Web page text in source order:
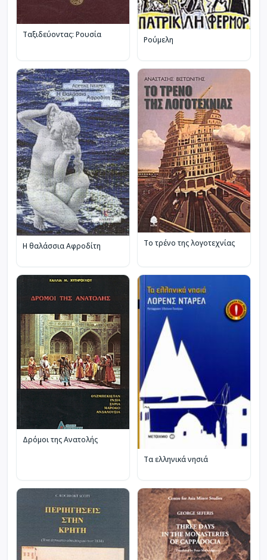
Ταξιδεύοντας: Ρουσία Ρούμελη
Η θαλάσσια Αφροδίτη Το τρένο της λογοτεχνίας
Δρόμοι της Ανατολής
Τα ελληνικά νησιά